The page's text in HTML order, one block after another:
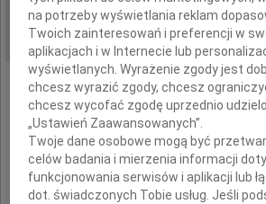
DATA EMISJI: 17.12.2009
Z głębokim
że 14 grudnia 2009
na potrzeby wyświetlania reklam
Twoich zainteresowań i preferencji w
aplikacjach i w Internecie lub
wyświetlanych. Wyrażenie zgody jest
chcesz wyrazić zgody, chcesz
chcesz wycofać zgodę uprzednio
„Ustawień Zaawansowanych”.
Twoje dane osobowe mogą być
celów badania i mierzenia informacji
funkcjonowania serwisów i aplikacji lub
dot. świadczonych Tobie usług. Jeśli